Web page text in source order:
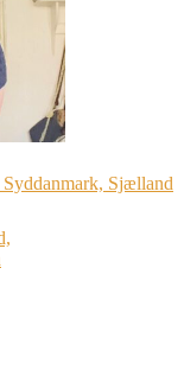
Sjælland